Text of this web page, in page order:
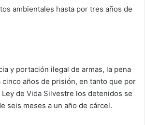
ambientales hasta por tres años de
y portación ilegal de armas, la pena
cinco años de prisión, en tanto que por
de Vida Silvestre los detenidos se
seis meses a un año de cárcel.